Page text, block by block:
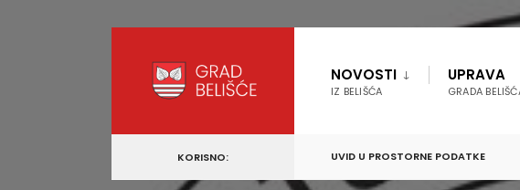
content
NOVOSTI
IZ BELIŠĆA
UPRAVA
GRADA
KORISNO: UVID U PROSTORNE PODATKE